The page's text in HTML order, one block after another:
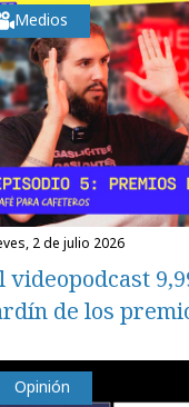
Medios
2 de julio 2026
videopodcast
de los
Opinión